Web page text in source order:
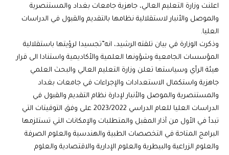
اعلنت وزارة التعليم العالي، جاهزية جامعات بغداد والمستنصرية
والموصل والأنبار لاستقلالية نظامها بالتقديم والقبول في الدراسات
العليا.
وذكرت الوزارة في بيان تلقته الرشيد، انه”تجسيدا لرؤيتها باستقلالية
المؤسسات الجامعية وشؤونها العلمية والأكاديمية واستنادا الى قرار
هيئة الرأي وسياستها تعلن وزارة التعليم العالي والبحث العلمي
جاهزية واستكمال الاستعدادات والإجراءات في جامعات بغداد
والمستنصرية والموصل والأنبار لإدارة نظام التقديم والقبول في
الدراسات العليا للعام الدراسي 2023/2022 على وفق التوقيتات التي
تبدأ في الأول من آذار المقبل والمتطلبات والإمكانات التي تستلزمها
البرامج المتاحة في التخصصات الطبية والهندسية والعلوم الصرفة
والعلوم الزراعية والبيطرية والعلوم الإدارية والاقتصادية والعلوم